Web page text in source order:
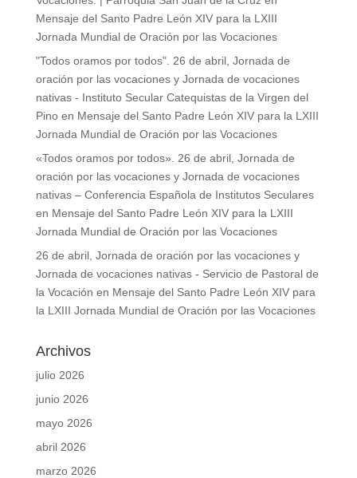
Mensaje del Santo Padre León XIV para la LXIII
Jornada Mundial de Oración por las Vocaciones
"Todos oramos por todos". 26 de abril, Jornada de
oración por las vocaciones y Jornada de vocaciones
nativas - Instituto Secular Catequistas de la Virgen del
Pinoen Mensaje del Santo Padre León XIV para la LXIII
Jornada Mundial de Oración por las Vocaciones
«Todos oramos por todos». 26 de abril, Jornada de
oración por las vocaciones y Jornada de vocaciones
nativas – Conferencia Española de Institutos Seculares
en Mensaje del Santo Padre León XIV para la LXIII
Jornada Mundial de Oración por las Vocaciones
26 de abril, Jornada de oración por las vocaciones y
Jornada de vocaciones nativas - Servicio de Pastoral de
la Vocación en Mensaje del Santo Padre León XIV para
la LXIII Jornada Mundial de Oración por las Vocaciones
Archivos
julio 2026
junio 2026
mayo 2026
abril 2026
marzo 2026